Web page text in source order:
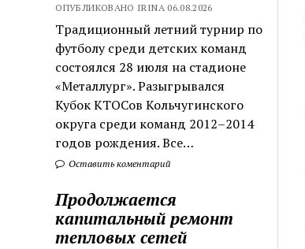
ОПУБЛИКОВАНО IRINA 06.08.2026
Традиционный летний турнир по
футболу среди детских команд
состоялся 28 июля на стадионе
«Металлург». Разыгрывался
Кубок КТОСов Кольчугинского
округа среди команд 2012–2014
годов рождения. Все…
Оставить коментарий
Продолжается
капитальный ремонт
тепловых сетей